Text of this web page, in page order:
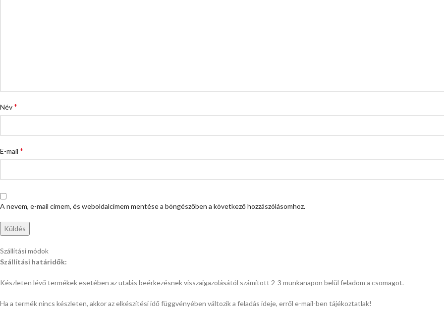
Név*
E-mail *
A nevem, e-mail címem, és weboldalcímem mentése a böngészőben a következő hozzászólásomhoz.
Szállítási módok
Szállítási határidők:
Készleten lévő termékek esetében az utalás beérkezésnek visszaigazolásától számított 2-3 munkanapon belül feladom a csomagot.
Ha a termék nincs készleten, akkor az elkészítési idő függvényében változik a feladás ideje, erről e-mail-ben tájékoztatlak!